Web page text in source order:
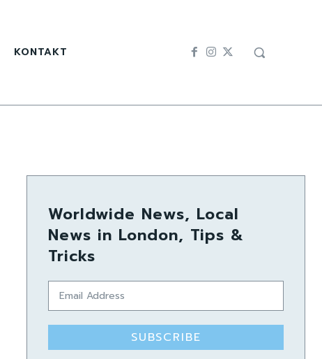
KONTAKT
Worldwide News, Local
News in London, Tips &
Tricks
SUBSCRIBE